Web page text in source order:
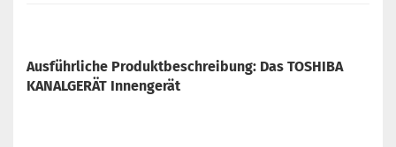
Ausführliche Produktbeschreibung: Das TOSHIBA
KANALGERÄT Innengerät